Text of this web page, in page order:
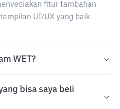
fitur tambahan
UI/UX yang baik
WET?
bisa saya beli